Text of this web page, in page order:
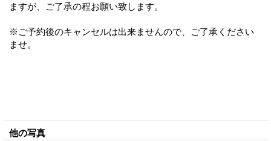
ますが、ご了承の程お願い致します。
※ご予約後のキャンセルは出来ませんので、ご了承ください
ませ。
他の写真